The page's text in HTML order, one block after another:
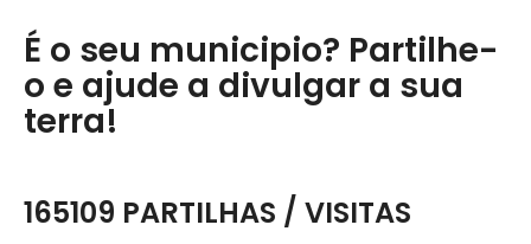
É o seu municipio? Partilhe-
o e ajude a divulgar a sua
terra!
165109 PARTILHAS / VISITAS